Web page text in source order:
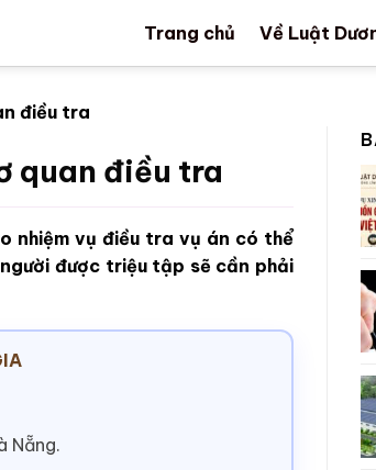
Trang chủ Về Luật
điều tra
quan điều tra
nhiệm vụ điều tra vụ án có thể
được triệu tập sẽ cần phải
Nẵng.